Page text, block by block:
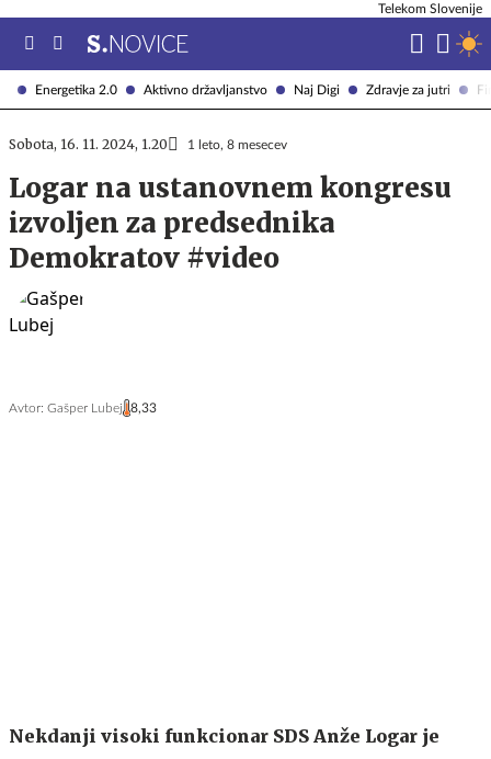
Energetika 2.0 Aktivno državljanstvo Naj Digi Zdravje za jutri
Telekom Slovenije
Sobota, 16. 11. 2024, 1.20 1 leto, 8 mesecev
Logar na ustanovnem kongresu
izvoljen za predsednika
Demokratov #video
Avtor: Gašper Lubej 8,33
Nekdanji visoki funkcionar SDS Anže Logar je